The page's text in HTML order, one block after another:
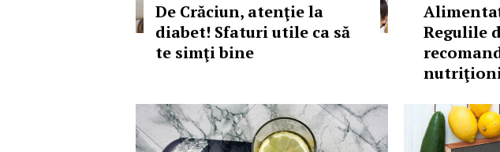
De Crăciun, atenţie la
diabet! Sfaturi utile ca să
te simţi bine
Regulile